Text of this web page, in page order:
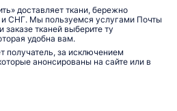
доставляет ткани, бережно
СНГ. Мы пользуемся услугами Почты
тканей выберите ту
удобна вам.
получатель, за исключением
анонсированы на сайте или в